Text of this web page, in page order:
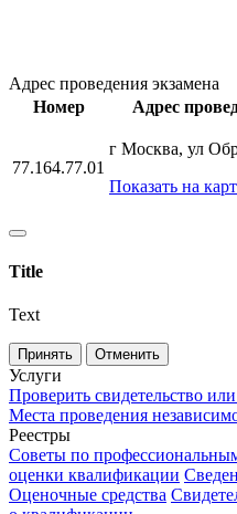
Адрес проведения экзамена
Номер
Адрес
77.164.77.01
г Москва, ул
Показать на
Title
Text
Принять Отменить
Услуги
Проверить свидетельство
Места проведения
Реестры
Советы по
оценки квалификации
Оценочные средства